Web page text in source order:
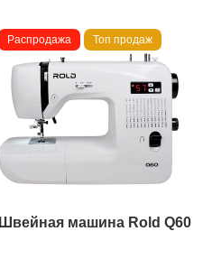
Распродажа Топ продаж
Швейная машина Rold Q60